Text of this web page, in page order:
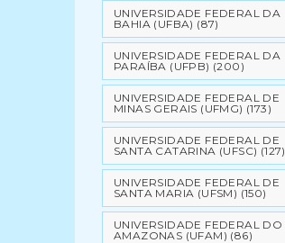
UNIVERSIDADE FEDERAL DA
BAHIA (UFBA) (87)
UNIVERSIDADE FEDERAL DA
PARAÍBA (UFPB) (200)
UNIVERSIDADE FEDERAL DE
MINAS GERAIS (UFMG) (173)
UNIVERSIDADE FEDERAL DE
SANTA CATARINA (UFSC) (127)
UNIVERSIDADE FEDERAL DE
SANTA MARIA (UFSM) (150)
UNIVERSIDADE FEDERAL DO
AMAZONAS (UFAM) (86)